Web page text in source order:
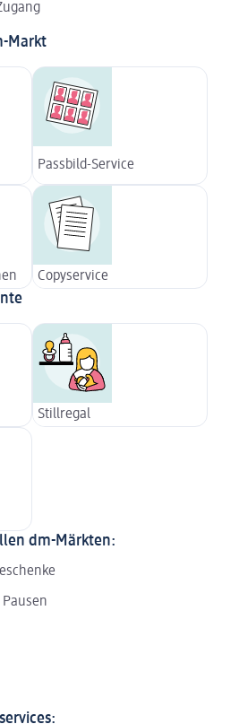
Markt
Passbild-Service
Copyservice
Stillregal
dm-Märkten: